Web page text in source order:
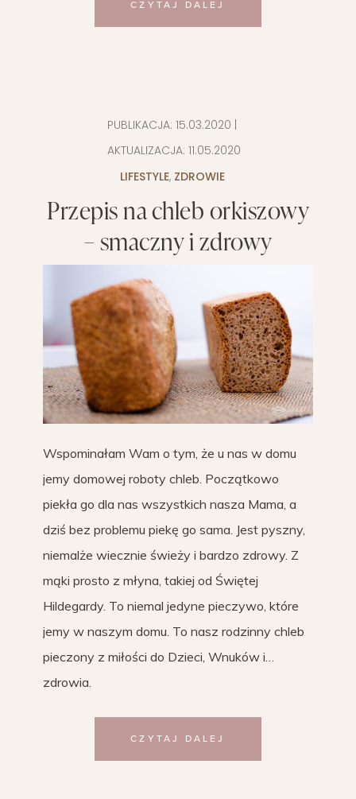
CZYTAJ DALEJ
PUBLIKACJA: 15.03.2020
AKTUALIZACJA: 11.05.2020
LIFESTYLE, ZDROWIE
Przepis na chleb orkiszowy
– smaczny i zdrowy
Wspominałam Wam o tym, że u nas w domu
jemy domowej roboty chleb. Początkowo
piekła go dla nas wszystkich nasza Mama, a
dziś bez problemu piekę go sama. Jest pyszny,
niemalże wiecznie świeży i bardzo zdrowy. Z
mąki prosto z młyna, takiej od Świętej
Hildegardy. To niemal jedyne pieczywo, które
jemy w naszym domu. To nasz rodzinny chleb
pieczony z miłości do Dzieci, Wnuków i…
zdrowia.
CZYTAJ DALEJ